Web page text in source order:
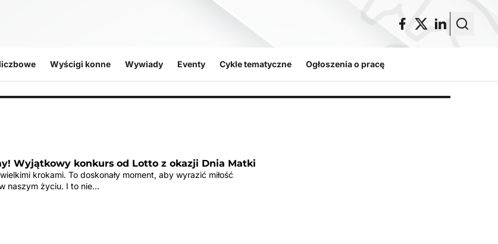
Wyścigi konne Wywiady Eventy Cykle tematyczne Ogłoszenia o pracę
Wyjątkowy konkurs od Lotto z okazji Dnia Matki
krokami. To doskonały moment, aby wyrazić miłość
naszym życiu. I to nie…